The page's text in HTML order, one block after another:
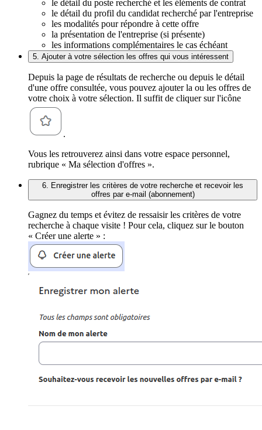
le détail du poste recherché et les éléments de contrat
le détail du profil du candidat recherché par l'entreprise
les modalités pour répondre à cette offre
la présentation de l'entreprise (si présente)
les informations complémentaires le cas échéant
5. Ajouter à votre sélection les offres qui vous intéressent
Depuis la page de résultats de recherche ou depuis le détail
d'une offre consultée, vous pouvez ajouter la ou les offres de
votre choix à votre sélection. Il suffit de cliquer sur l'icône
.
Vous les retrouverez ainsi dans votre espace personnel,
rubrique « Ma sélection d'offres ».
6. Enregistrer les critères de votre recherche et recevoir les
offres par e-mail (abonnement)
Gagnez du temps et évitez de ressaisir les critères de votre
recherche à chaque visite ! Pour cela, cliquez sur le bouton
« Créer une alerte » :